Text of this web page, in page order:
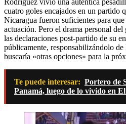
Rodríguez vivió una auténtica
cuatro goles encajados en un partido
Nicaragua fueron suficientes para
actuación. Pero el drama personal
las declaraciones post-partido de su
públicamente, responsabilizándolo
buscaría «otras opciones» para la
Te puede interesar: Portero de
Panamá, luego de lo vivido en